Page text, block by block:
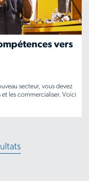
vers
secteur, vous devez
les commercialiser. Voici
how-